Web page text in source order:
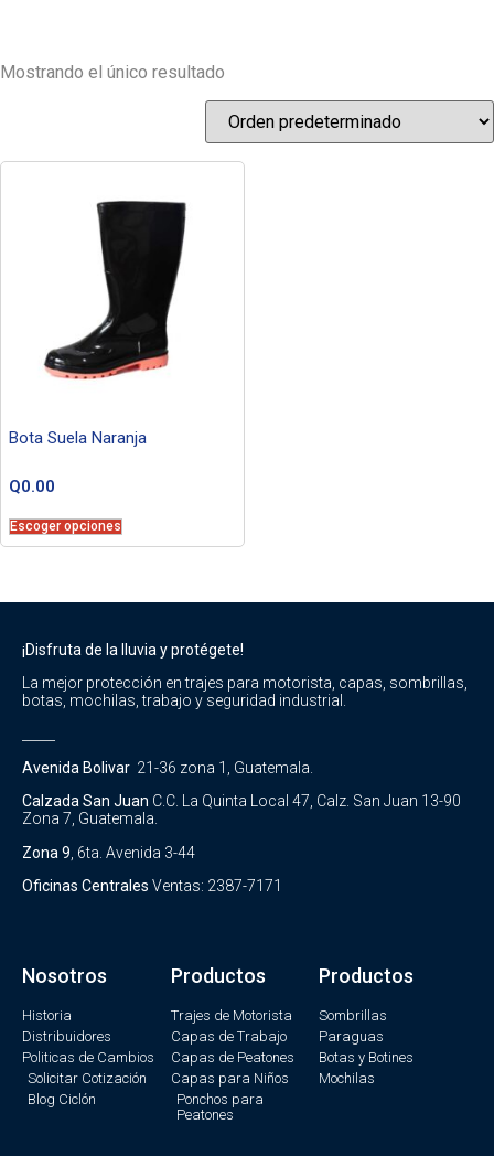
Mostrando el único resultado
Bota Suela Naranja
Q0.00
Escoger opciones
¡Disfruta de la lluvia y protégete!
La mejor protección en trajes para motorista, capas, sombrillas,
botas, mochilas, trabajo y seguridad industrial.
Avenida Bolivar 21-36 zona 1, Guatemala.
Calzada San Juan C.C. La Quinta Local 47, Calz. San Juan 13-90
Zona 7, Guatemala.
Zona 9 , 6ta. Avenida 3-44
Oficinas Centrales Ventas: 2387-7171
Nosotros
Historia
Distribuidores
Politicas de Cambios
Solicitar Cotización
Blog Ciclón
Productos
Trajes de Motorista
Capas de Trabajo
Capas de Peatones
Capas para Niños
Ponchos para
Peatones
Productos
Sombrillas
Paraguas
Botas y Botines
Mochilas